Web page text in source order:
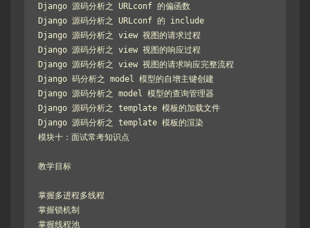
Django 源码分析之 URLconf 的偏函数
Django 源码分析之 URLconf 的 include
Django 源码分析之 view 视图的请求过程
Django 源码分析之 view 视图的响应过程
Django 源码分析之 view 视图的请求响应完整流程
Django 码分析之 model 模型的自增主键创建
Django 源码分析之 model 模型的查询管理器
Django 源码分析之 template 模板的加载文件
Django 源码分析之 template 模板的渲染
模块十：面试常考知识点
教学目标
掌握多进程多线程
掌握锁机制
掌握线程池